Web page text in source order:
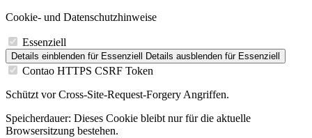
Cookie- und Datenschutzhinweise
Essenziell
Details einblenden für Essenziell Details ausblenden für Essenziell
Contao HTTPS CSRF Token
Schützt vor Cross-Site-Request-Forgery Angriffen.
Speicherdauer: Dieses Cookie bleibt nur für die aktuelle
Browsersitzung bestehen.